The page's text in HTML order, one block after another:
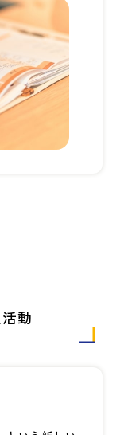
動